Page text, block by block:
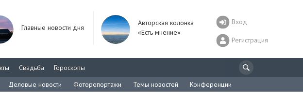
Главные новости дня
Авторская колонка
«Есть мнение»
Вход
Регистрация
Свадьба
Гороскопы
Деловые новости Фоторепортажи Темы новостей Конференции